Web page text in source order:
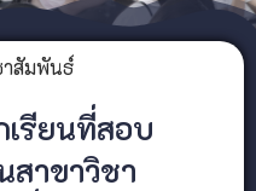
าสัมพันธ์
เรียนที่สอบ
สาขาวิชา